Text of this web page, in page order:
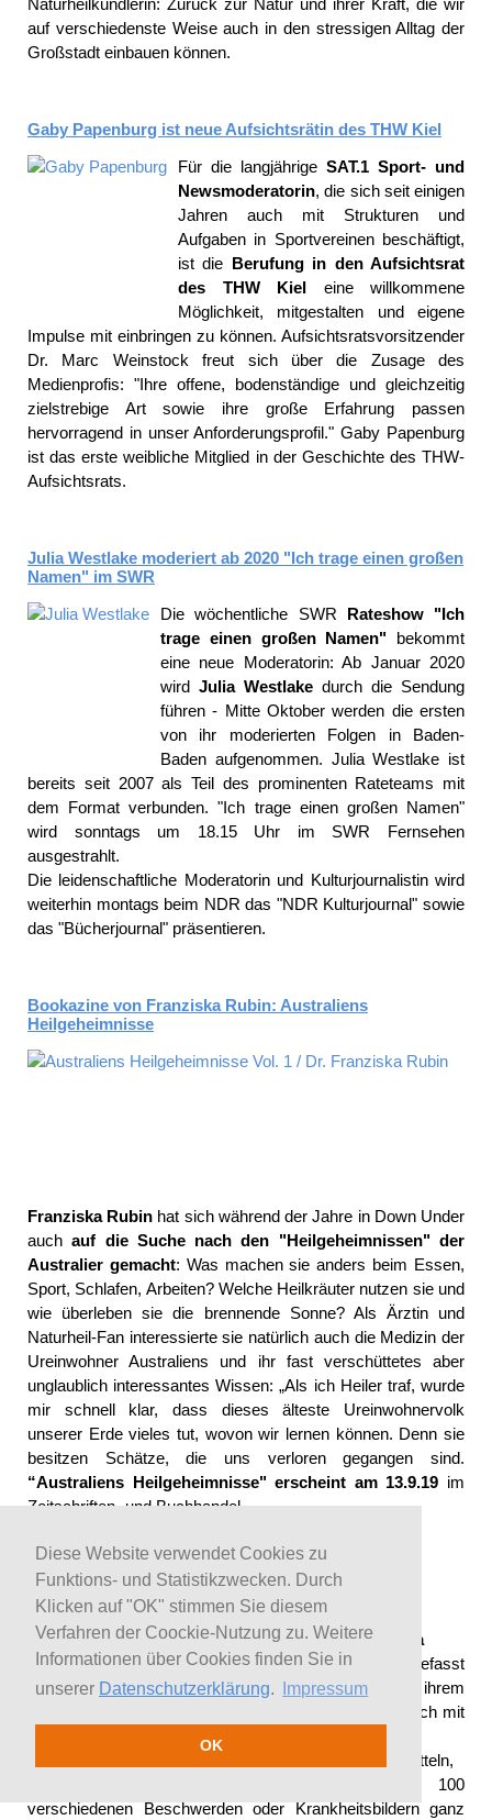
Diese Website verwendet Cookies zu
Funktions- und Statistikzwecken. Durch
Klicken auf "OK" stimmen Sie diesem
Verfahren der Coockie-Nutzung zu. Weitere
Informationen über Cookies finden Sie in
unserer Datenschutzerklärung. Impressum
OK
Naturheilkundlerin: Zurück zur Natur und ihrer Kraft, die wir
auf verschiedenste Weise auch in den stressigen Alltag der
Großstadt einbauen können.
Gaby Papenburg ist neue Aufsichtsrätin des THW Kiel
Für die langjährige SAT.1 Sport- und
Newsmoderatorin, die sich seit einigen
Jahren auch mit Strukturen und
Aufgaben in Sportvereinen beschäftigt,
ist die Berufung in den Aufsichtsrat
des THW Kiel eine willkommene
Möglichkeit, mitgestalten und eigene
Impulse mit einbringen zu können. Aufsichtsratsvorsitzender
Dr. Marc Weinstock freut sich über die Zusage des
Medienprofis: "Ihre offene, bodenständige und gleichzeitig
zielstrebige Art sowie ihre große Erfahrung passen
hervorragend in unser Anforderungsprofil." Gaby Papenburg
ist das erste weibliche Mitglied in der Geschichte des THW-
Aufsichtsrats.
Julia Westlake moderiert ab 2020 "Ich trage einen großen
Namen" im SWR
Die wöchentliche SWR Rateshow "Ich
trage einen großen Namen" bekommt
eine neue Moderatorin: Ab Januar 2020
wird Julia Westlake durch die Sendung
führen - Mitte Oktober werden die ersten
von ihr moderierten Folgen in Baden-
Baden aufgenommen. Julia Westlake ist
bereits seit 2007 als Teil des prominenten Rateteams mit
dem Format verbunden. "Ich trage einen großen Namen"
wird sonntags um 18.15 Uhr im SWR Fernsehen
ausgestrahlt.
Die leidenschaftliche Moderatorin und Kulturjournalistin wird
weiterhin montags beim NDR das "NDR Kulturjournal" sowie
das "Bücherjournal" präsentieren.
Bookazine von Franziska Rubin: Australiens
Heilgeheimnisse
Franziska Rubin hat sich während der Jahre in Down Under
auchauf die Suche nach den "Heilgeheimnissen" der
Australier gemacht: Was machen sie anders beim Essen,
Sport, Schlafen, Arbeiten? Welche Heilkräuter nutzen sie und
wie überleben sie die brennende Sonne? Als Ärztin und
Naturheil-Fan interessierte sie natürlich auch die Medizin der
Ureinwohner Australiens und ihr fast verschüttetes aber
unglaublich interessantes Wissen: „Als ich Heiler traf, wurde
mir schnell klar, dass dieses älteste Ureinwohnervolk
unserer Erde vieles tut, wovon wir lernen können. Denn sie
besitzen Schätze, die uns verloren gegangen sind.
“Australiens Heilgeheimnisse" erscheint am 13.9.19 im
Zeitschriften- und Buchhandel.
Neus Buch von Franziska Rubin erscheint Anfang
September 2019
Franziska
Rubin
befasst
sich in ihrem
neuen Buch mit
Lebensmitteln,
die bei 100
verschiedenen Beschwerden oder Krankheitsbildern ganz